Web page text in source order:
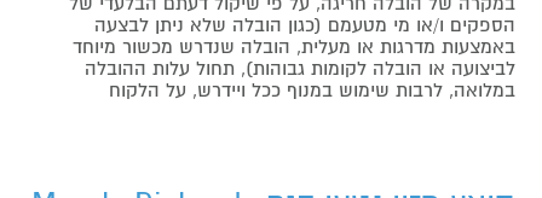
הספקים ו/או מי מטעמם (כגון הובלה שלא ניתן לבצעה
באמצעות מדרגות או מעלית, הובלה שנדרש מכשור מיוחד
לביצועה או הובלה לקומות גבוהות), תחול עלות ההובלה
במלואה, לרבות שימוש במנוף ככל ויידרש, על הלקוח